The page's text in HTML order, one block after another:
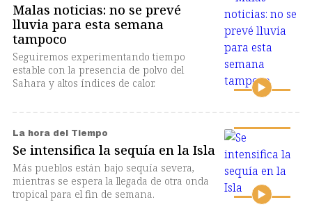
Malas noticias: no se prevé
lluvia para esta semana
tampoco
Seguiremos experimentando tiempo
estable con la presencia de polvo del
Sahara y altos índices de calor.
La hora del Tiempo
Se intensifica la sequía en la Isla
Más pueblos están bajo sequía severa,
mientras se espera la llegada de otra onda
tropical para el fin de semana.